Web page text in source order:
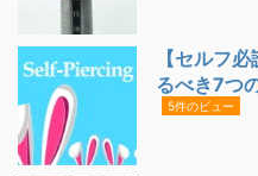
【セルフ
るべき7つ
5件のビュー